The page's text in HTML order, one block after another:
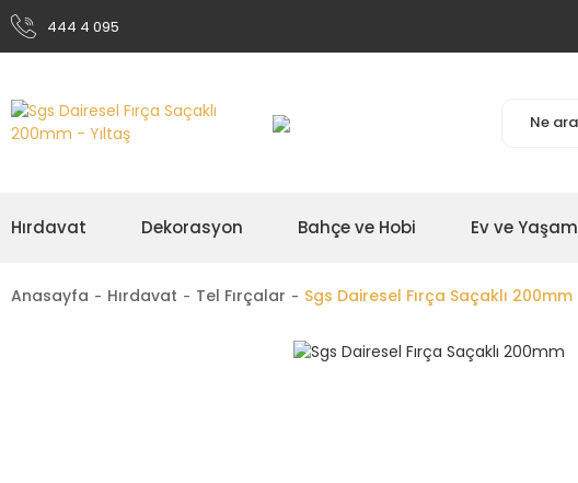
444 4 095
Hırdavat Dekorasyon Bahçe ve Hobi Ev ve Yaşam
Anasayfa Hırdavat Tel Fırçalar Sgs Dairesel Fırça Saçaklı 200mm